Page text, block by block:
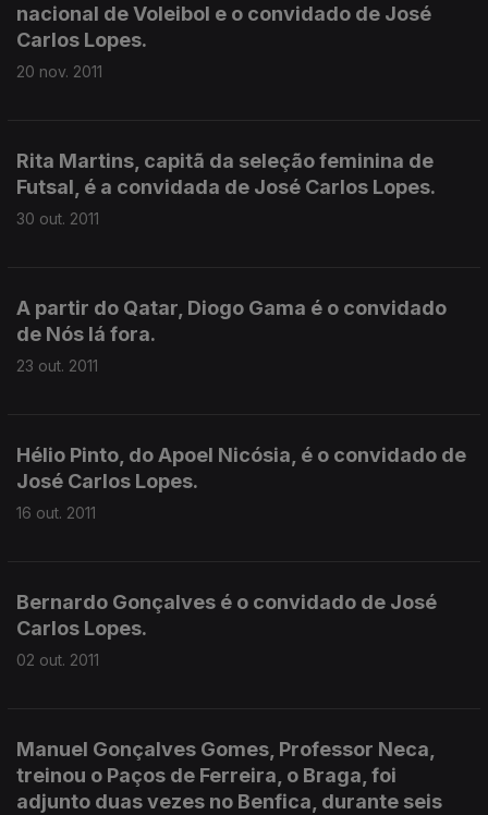
nacional de Voleibol e o convidado de José
Carlos Lopes.
20 nov. 2011
Rita Martins, capitã da seleção feminina de
Futsal, é a convidada de José Carlos Lopes.
30 out. 2011
A partir do Qatar, Diogo Gama é o convidado
de Nós lá fora.
23 out. 2011
Hélio Pinto, do Apoel Nicósia, é o convidado de
José Carlos Lopes.
16 out. 2011
Bernardo Gonçalves é o convidado de José
Carlos Lopes.
02 out. 2011
Manuel Gonçalves Gomes, Professor Neca,
treinou o Paços de Ferreira, o Braga, foi
adjunto duas vezes no Benfica, durante seis